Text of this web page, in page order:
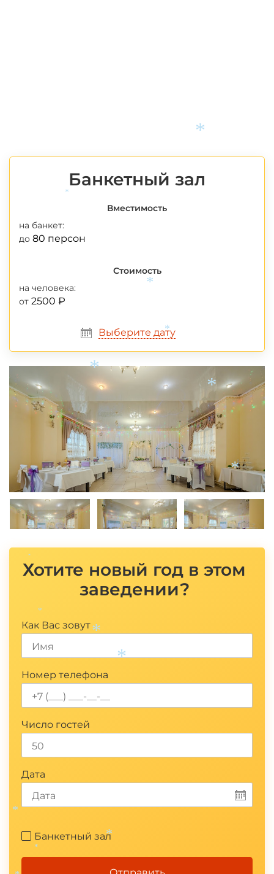
Банкетный зал
Вместимость
на банкет:
до 80 персон
Стоимость
на человека:
от 2500 ₽
Выберите дату
Хотите новый год в этом
заведении?
Как Вас зовут
Номер телефона
Число гостей
Дата
Банкетный зал
*
*
*
*
*